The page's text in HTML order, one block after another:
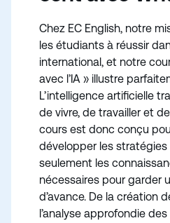
Chez EC English, notre
les étudiants à réussir
international, et notre
avec l’IA » illustre
L’intelligence artificielle
de vivre, de travailler et
cours est donc conçu
développer les stratégies
seulement les
nécessaires pour garder
d’avance. De la création
l’analyse approfondie